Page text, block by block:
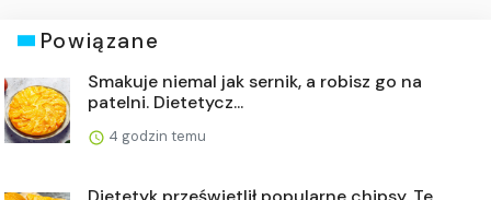
Powiązane
Smakuje niemal jak sernik, a robisz go na
patelni. Dietetycz...
4 godzin temu